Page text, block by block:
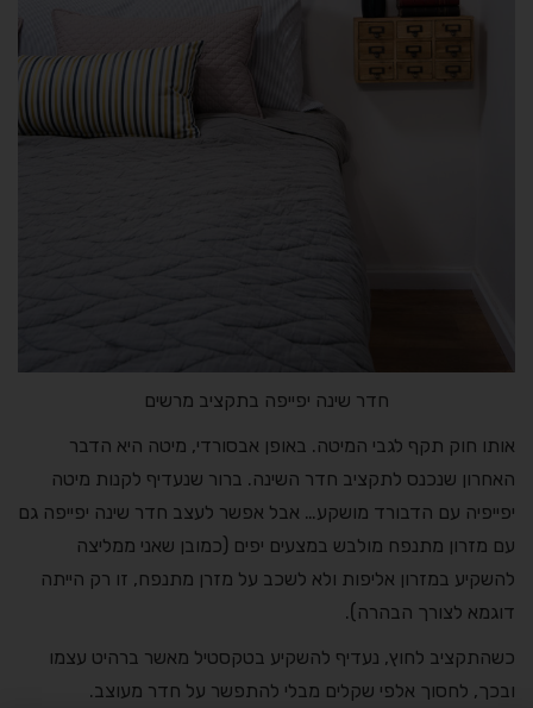
חדר שינה יפייפה בתקציב מרשים
אותו חוק תקף לגבי המיטה. באופן אבסורדי, מיטה היא הדבר
האחרון שנכנס לתקציב חדר השינה. ברור שנעדיף לקנות מיטה
יפייפיה עם הדבורד מושקע… אבל אפשר לעצב חדר שינה יפייפה גם
עם מזרון מתנפח מולבש במצעים יפים (כמובן שאני ממליצה
להשקיע במזרון אליפות ולא לשכב על מזרן מתנפח, זו רק הייתה
דוגמא לצורך הבהרה).
כשהתקציב לחוץ, נעדיף להשקיע בטקסטיל מאשר ברהיט עצמו
ובכך, לחסוך אלפי שקלים מבלי להתפשר על חדר מעוצב.